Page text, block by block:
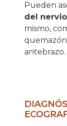
Pueden
del
mismo,
antebrazo.